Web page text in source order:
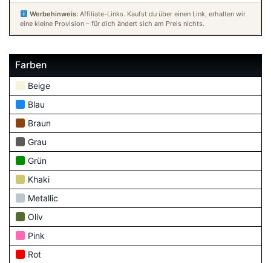
Werbehinweis:Affiliate-Links. Kaufst du über einen Link, erhalten wir
eine kleine Provision – für dich ändert sich am Preis nichts.
Farben
Beige
Blau
Braun
Grau
Grün
Khaki
Metallic
Oliv
Pink
Rot